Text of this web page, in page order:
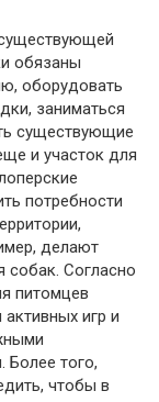
обязаны
оборудовать
заниматься
существующие
и участок для
потребности
делают
собак. Согласно
питомцев
игр и
того,
чтобы в